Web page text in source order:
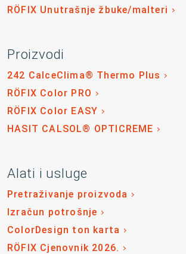
RÖFIX Unutrašnje žbuke/malteri
Proizvodi
242 CalceClima® Thermo Plus
RÖFIX Color PRO
RÖFIX Color EASY
HASIT CALSOL® OPTICREME
Alati i usluge
Pretraživanje proizvoda
Izračun potrošnje
ColorDesign ton karta
RÖFIX Cjenovnik 2026.